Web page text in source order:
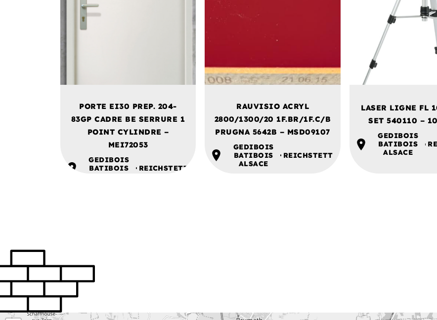
PORTE EI30 PREP. 204-
83GP CADRE BE SERRURE 1
POINT CYLINDRE –
MEI72053
GEDIBOIS
BATIBOIS
REICHSTETT
RAUVISIO ACRYL
2800/1300/20 1F.BR/1F.C/B
PRUGNA 5642B – MSD09107
GEDIBOIS
BATIBOIS
ALSACE
REICHSTETT
LASER LIGNE FL
SET 540110 –
GEDIBOIS
BATIBOIS
ALSACE